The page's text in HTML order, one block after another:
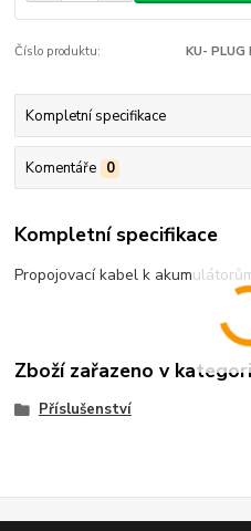
Číslo produktu: KU- PLUG
Kompletní specifikace
Komentáře 0
Kompletní specifikace
Propojovací kabel k
Zboží zařazeno v
Příslušenství